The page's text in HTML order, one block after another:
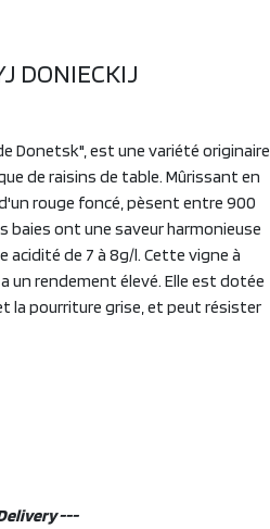
DONIECKIJ
Donetsk", est une variété originaire
de raisins de table. Mûrissant en
rouge foncé, pèsent entre 900
baies ont une saveur harmonieuse
acidité de 7 à 8g/l. Cette vigne à
un rendement élevé. Elle est dotée
la pourriture grise, et peut résister
---